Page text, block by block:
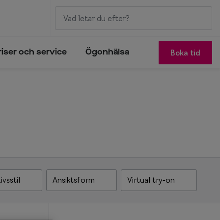
och service Ögonhälsa Boka tid
Ansiktsform Virtual try-on